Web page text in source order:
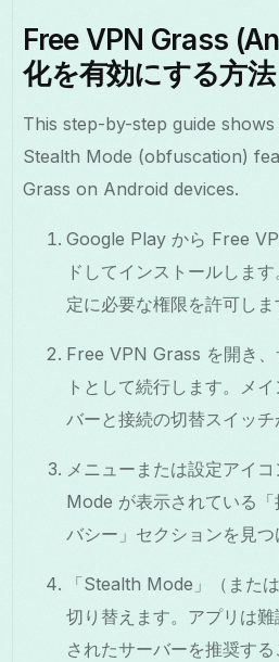
Free VPN Grass
化を有効にする方法
This step-by-step guide
Stealth Mode (obfuscation)
Grass on Android devices.
Google Play から Free
ドしてインストールしま
定に必要な権限を許可しま
Free VPN Grass を開き、
トとして続行します。メ
バーと接続の切替スイッチ
メニューまたは設定アイ
Mode が表示されている
バシー」セクションを見つ
「Stealth Mode」（また
切り替えます。アプリは
されたサーバーを推奨する